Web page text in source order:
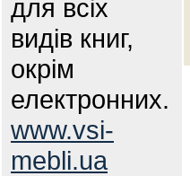
для всіх
видів книг,
окрім
електронних.
www.vsi-
mebli.ua